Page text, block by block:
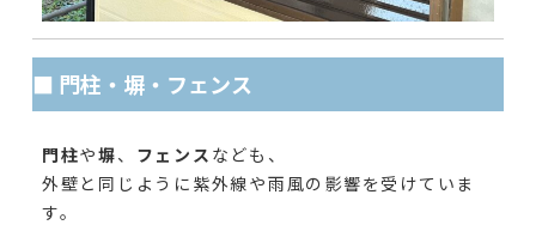
■ 門柱・塀・フェンス
門柱や塀、 フェンス なども、
外壁と同じように紫外線や雨風の影響を受けていま
す。